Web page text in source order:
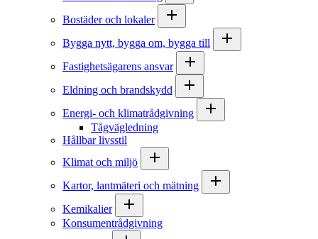
Bostäder och lokaler
Bygga nytt, bygga om, bygga till
Fastighetsägarens ansvar
Eldning och brandskydd
Energi- och klimatrådgivning
Tågvägledning
Hållbar livsstil
Klimat och miljö
Kartor, lantmäteri och mätning
Kemikalier
Konsumentrådgivning